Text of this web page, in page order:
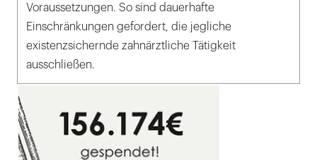
Voraussetzungen. So sind dauerhafte
Einschränkungen gefordert, die jegliche
existenzsichernde zahnärztliche Tätigkeit
ausschließen.